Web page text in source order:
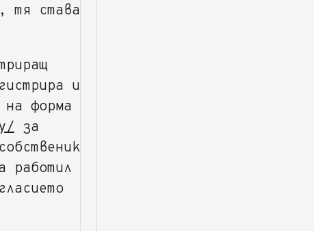
тя става
и
на форма
за
работил